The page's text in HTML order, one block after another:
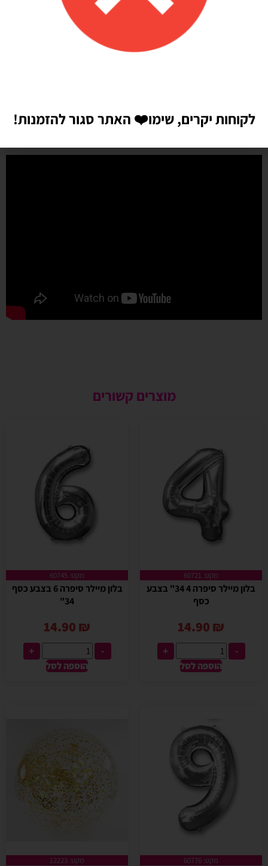
איכות מדהימה!
הזמנתי בלונים כדי לעצב קשת ליום הולדת של הבן שלי, המשלוח הגיע
מהר מהמצופה!! הכל באיכות מדהימה, בצבעים יפים בדיוק כמו שחשבתי
שיהיו!! התמונות מדברות בעד עצמן!! ממליצה בחום♥️♥️♥️
מוצרים קשורים
מקט: 60721
בלון מיילר סיפרה 4 34" בצבע
כסף
14.90 ₪
-
+
הוספה לסל
מקט: 60745
בלון מיילר סיפרה 6 בצבע כסף
34"
14.90 ₪
-
+
הוספה לסל
מקט: 60776 מקט: 12223
לקוחות יקרים, שימו❤️ האתר סגור להזמנות!